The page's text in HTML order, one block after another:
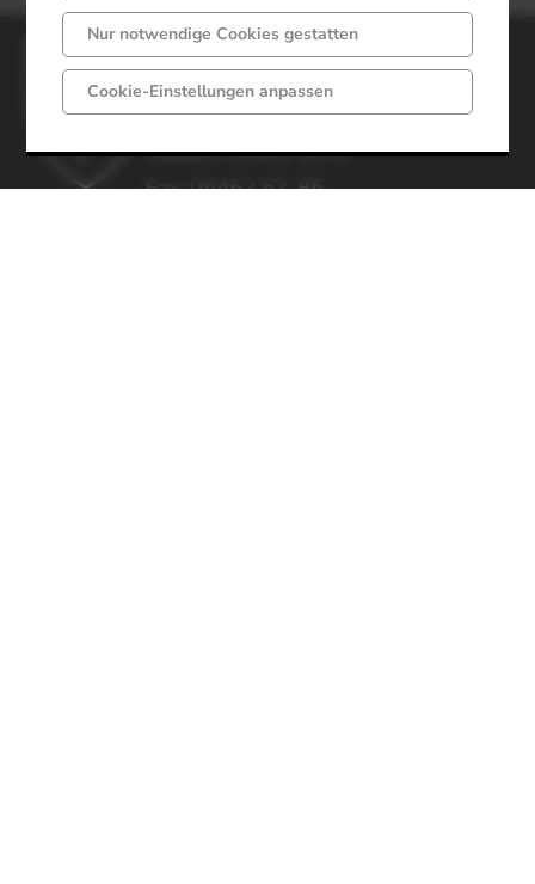
Gemeinde Mettingen
Markt 6 - 8
49497 Mettingen
Telefon: 05452 52-0
Fax: 05452 52-85
Nur notwendige Cookies gestatten
Cookie-Einstellungen anpassen